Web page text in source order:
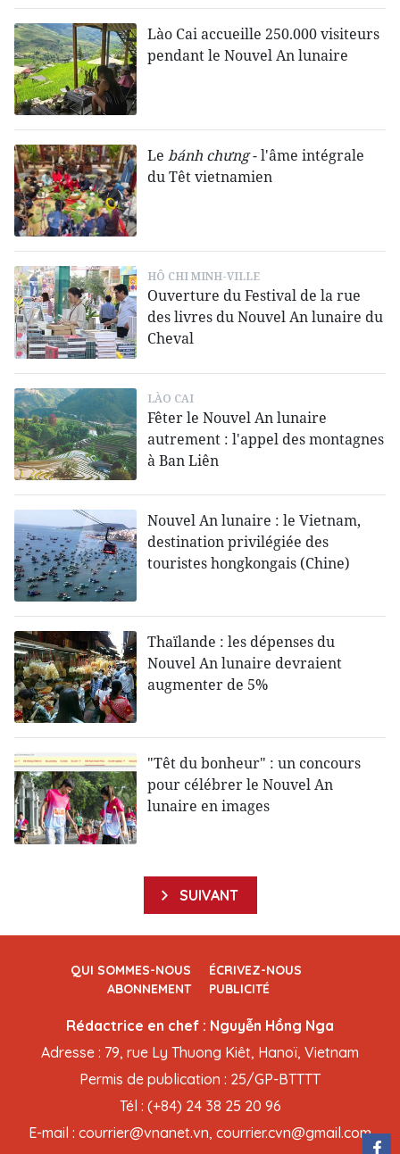
Lào Cai accueille 250.000 visiteurs
pendant le Nouvel An lunaire
Lebánh chưng- l'âme intégrale
du Têt vietnamien
HÔ CHI MINH-VILLE
Ouverture du Festival de la rue
des livres du Nouvel An lunaire du
Cheval
LÀO CAI
Fêter le Nouvel An lunaire
autrement : l'appel des montagnes
à Ban Liên
Nouvel An lunaire : le Vietnam,
destination privilégiée des
touristes hongkongais (Chine)
Thaïlande : les dépenses du
Nouvel An lunaire devraient
augmenter de 5%
"Têt du bonheur" : un concours
pour célébrer le Nouvel An
lunaire en images
SUIVANT
QUI SOMMES-NOUS
ÉCRIVEZ-NOUS
ABONNEMENT
PUBLICITÉ
Rédactrice en chef : Nguyễn Hồng Nga
Adresse : 79, rue Ly Thuong Kiêt, Hanoï, Vietnam
Permis de publication : 25/GP-BTTTT
Tél : (+84) 24 38 25 20 96
E-mail : courrier@vnanet.vn, courrier.cvn@gmail.com